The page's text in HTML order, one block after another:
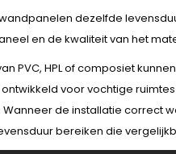
dezelfde
en de kwaliteit van het
PVC, HPL of composiet
voor vochtige
Wanneer de installatie correct
bereiken die